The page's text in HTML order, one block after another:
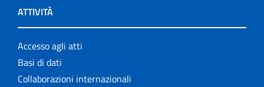
ATTIVITÀ
Accesso agli atti
Basi di dati
Collaborazioni internazionali